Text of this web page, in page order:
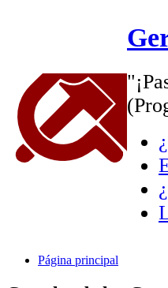
Página principal